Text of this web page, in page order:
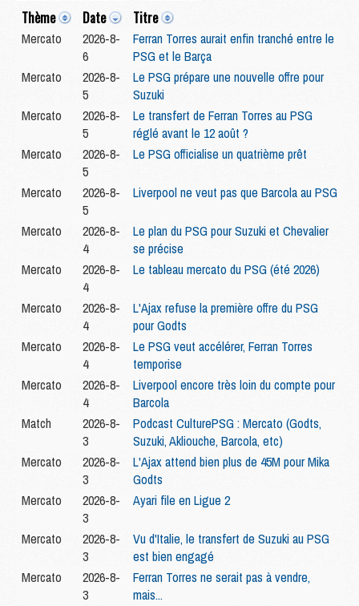
Thème Date Titre
Mercato
2026-8-
6
Ferran Torres aurait enfin tranché entre le
PSG et le Barça
Mercato
2026-8-
5
Le PSG prépare une nouvelle offre pour
Suzuki
Mercato
2026-8-
5
Le transfert de Ferran Torres au PSG
réglé avant le 12 août ?
Mercato
2026-8-
5
Le PSG officialise un quatrième prêt
Mercato
2026-8-
5
Liverpool ne veut pas que Barcola au PSG
Mercato
2026-8-
4
Le plan du PSG pour Suzuki et Chevalier
se précise
Mercato
2026-8-
4
Le tableau mercato du PSG (été 2026)
Mercato
2026-8-
4
L'Ajax refuse la première offre du PSG
pour Godts
Mercato
2026-8-
4
Le PSG veut accélérer, Ferran Torres
temporise
Mercato
2026-8-
4
Liverpool encore très loin du compte pour
Barcola
Match
2026-8-
3
Podcast CulturePSG : Mercato (Godts,
Suzuki, Akliouche, Barcola, etc)
Mercato
2026-8-
3
L'Ajax attend bien plus de 45M pour Mika
Godts
Mercato
2026-8-
3
Ayari file en Ligue 2
Mercato
2026-8-
3
Vu d'Italie, le transfert de Suzuki au PSG
est bien engagé
Mercato
2026-8-
3
Ferran Torres ne serait pas à vendre,
mais...